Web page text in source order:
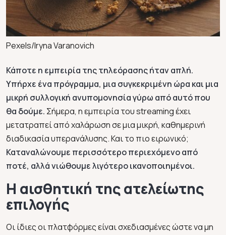
Pexels/Iryna Varanovich
Κάποτε η εμπειρία της τηλεόρασης ήταν απλή.
Υπήρχε ένα πρόγραμμα, μια συγκεκριμένη ώρα και μια
μικρή συλλογική ανυπομονησία γύρω από αυτό που
θα δούμε. Σήμερα, η εμπειρία του streaming έχει
μετατραπεί από χαλάρωση σε μια μικρή, καθημερινή
διαδικασία υπερανάλυσης. Και το πιο ειρωνικό;
Καταναλώνουμε περισσότερο περιεχόμενο από
ποτέ, αλλά νιώθουμε λιγότερο ικανοποιημένοι.
Η αισθητική της ατελείωτης
επιλογής
Οι ίδιες οι πλατφόρμες είναι σχεδιασμένες ώστε να μη